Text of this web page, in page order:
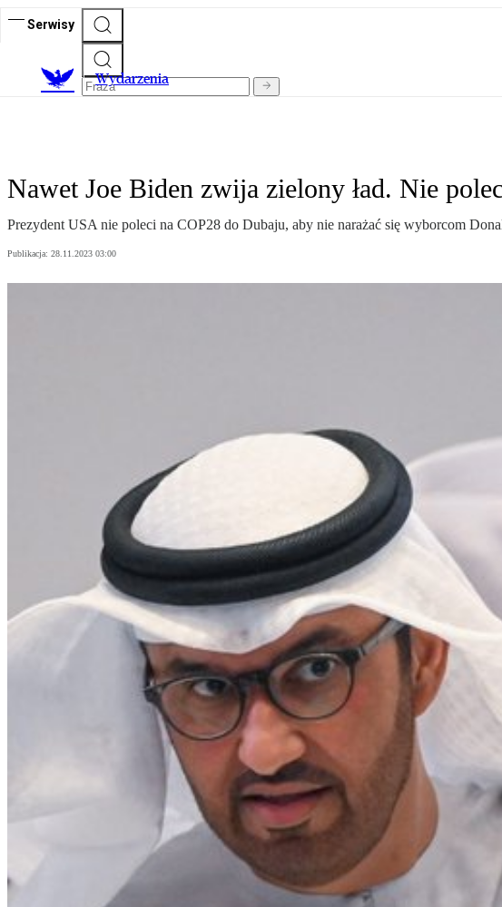
Serwisy
Wydarzenia
Nawet Joe Biden zwija zielony ład. Nie
Prezydent USA nie poleci na COP28 do Dubaju, aby nie narażać się wyborcom
Publikacja: 28.11.2023 03:00